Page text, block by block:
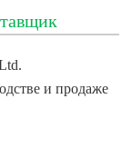
и продаже